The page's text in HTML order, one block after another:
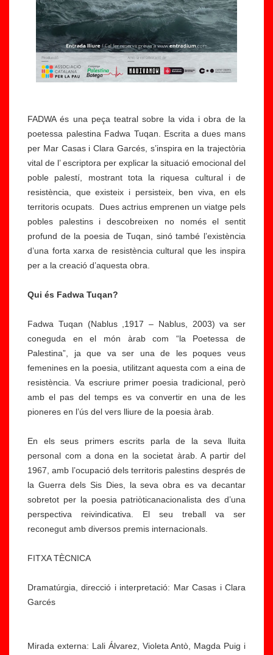
FADWA és una peça teatral sobre la vida i obra de la
poetessa palestina Fadwa Tuqan. Escrita a dues mans
per Mar Casas i Clara Garcés, s’inspira en la trajectòria
vital de l’ escriptora per explicar la situació emocional del
poble palestí, mostrant tota la riquesa cultural i de
resistència, que existeix i persisteix, ben viva, en els
territoris ocupats. Dues actrius emprenen un viatge pels
pobles palestins i descobreixen no només el sentit
profund de la poesia de Tuqan, sinó també l’existència
d’una forta xarxa de resistència cultural que les inspira
per a la creació d’aquesta obra.
Qui és Fadwa Tuqan?
Fadwa Tuqan (Nablus ,1917 – Nablus, 2003) va ser
coneguda en el món àrab com “la Poetessa de
Palestina”, ja que va ser una de les poques veus
femenines en la poesia, utilitzant aquesta com a eina de
resistència. Va escriure primer poesia tradicional, però
amb el pas del temps es va convertir en una de les
pioneres en l’ús del vers lliure de la poesia àrab.
En els seus primers escrits parla de la seva lluita
personal com a dona en la societat àrab. A partir del
1967, amb l’ocupació dels territoris palestins després de
la Guerra dels Sis Dies, la seva obra es va decantar
sobretot per la poesia patriòticanacionalista des d’una
perspectiva reivindicativa. El seu treball va ser
reconegut amb diversos premis internacionals.
FITXA TÈCNICA
Dramatúrgia, direcció i interpretació: Mar Casas i Clara
Garcés
Mirada externa: Lali Álvarez, Violeta Antò, Magda Puig i